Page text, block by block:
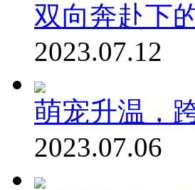
双向奔赴下
2023.07.12
萌宠升温，
2023.07.06